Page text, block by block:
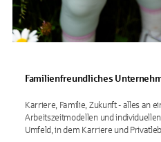
Familienfreundliches
Karriere, Familie, Zukunft - alles an
Arbeitszeitmodellen und
Umfeld, in dem Karriere und